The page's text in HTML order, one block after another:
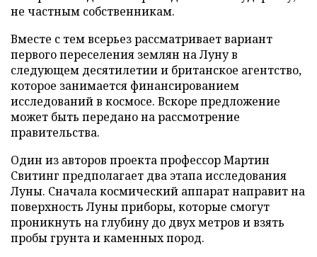
не частным собственникам.
Вместе с тем всерьез рассматривает вариант
первого переселения землян на Луну в
следующем десятилетии и британское агентство,
которое занимается финансированием
исследований в космосе. Вскоре предложение
может быть передано на рассмотрение
правительства.
Один из авторов проекта профессор Мартин
Свитинг предполагает два этапа исследования
Луны. Сначала космический аппарат направит на
поверхность Луны приборы, которые смогут
проникнуть на глубину до двух метров и взять
пробы грунта и каменных пород.